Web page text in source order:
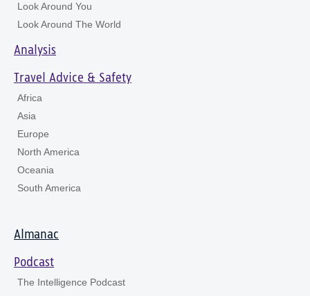
Look Around You
Look Around The World
Analysis
Travel Advice & Safety
Africa
Asia
Europe
North America
Oceania
South America
Almanac
Podcast
The Intelligence Podcast